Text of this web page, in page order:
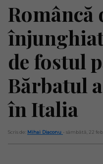
Româncă
de fostul
Bărbatul
în Italia
Scris de: Mihai Diaconu - sâmbătă, 22